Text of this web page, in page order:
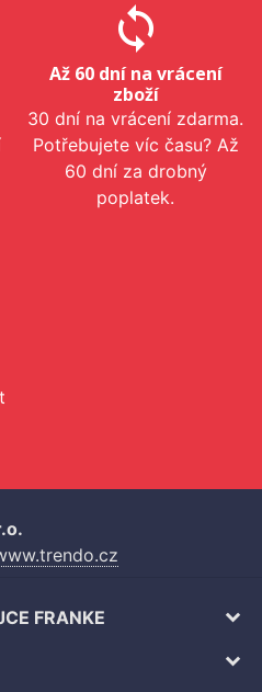
sync
Až 60 dní na vrácení
zboží
30 dní na vrácení zdarma.
Potřebujete víc času? Až
60 dní za drobný
poplatek.
FRANKE